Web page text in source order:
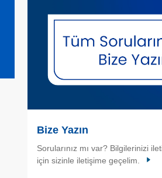
Bize Yazın
Sorularınız mı var? Bilgilerinizi
için sizinle iletişime geçelim.